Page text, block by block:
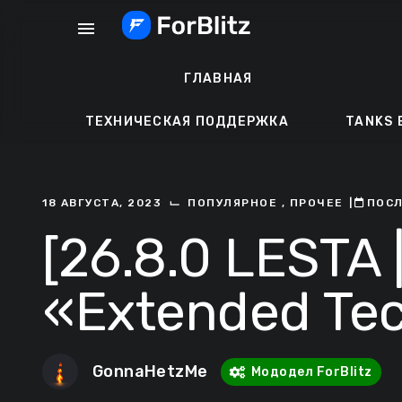
menu
ГЛАВНАЯ
ТЕХНИЧЕСКАЯ ПОДДЕРЖКА TANKS
18 АВГУСТА, 2023 ⌙ ПОПУЛЯРНОЕ , ПРОЧЕЕ ㅤ
[26.8.0 LESTA
«Extended
GonnaHetzMe Мододел ForBlitz